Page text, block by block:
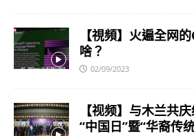
【視頻】火遍全网
啥？
02/09/2023
【视频】与木兰共
“中国日”暨“华裔传